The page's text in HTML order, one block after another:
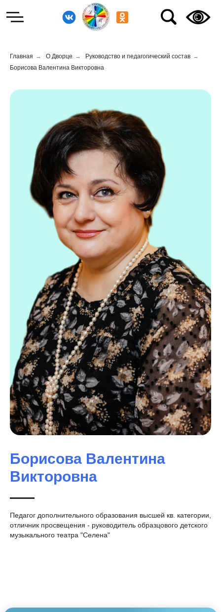
Главная → О Дворце → Руководство и педагогический состав →
Борисова Валентина Викторовна
Борисова Валентина
Викторовна
Педагог дополнительного образования высшей кв. категории,
отличник просвещения - руководитель образцового детского
музыкального театра "Селена"